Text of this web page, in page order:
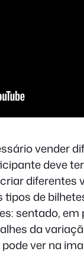
vender
deve
de
sentado,
da
ver na